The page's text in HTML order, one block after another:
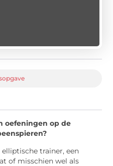
oefeningen op de
trainer, een
of misschien wel als